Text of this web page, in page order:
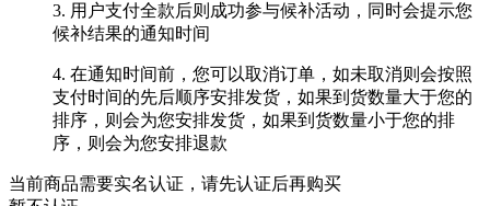
3. 用户支付全款后则成功参与候补活动，同时会提示您
候补结果的通知时间
4. 在通知时间前，您可以取消订单，如未取消则会按照
支付时间的先后顺序安排发货，如果到货数量大于您的
排序，则会为您安排发货，如果到货数量小于您的排
序，则会为您安排退款
当前商品需要实名认证，请先认证后再购买